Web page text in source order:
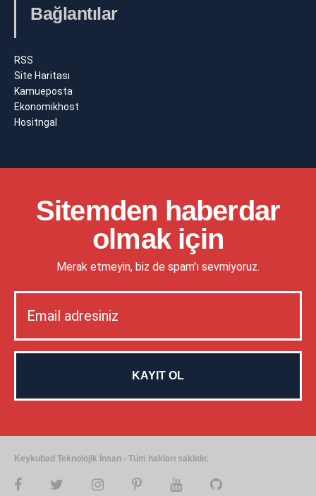
Bağlantılar
RSS
Site Haritası
Kamueposta
Ekonomikhost
Hositngal
Sitemden haberdar
olmak için
Merak etmeyin, biz de spam'ı sevmiyoruz.
Keykubad Teknolojik İnsan - Tüm hakları saklıdır.